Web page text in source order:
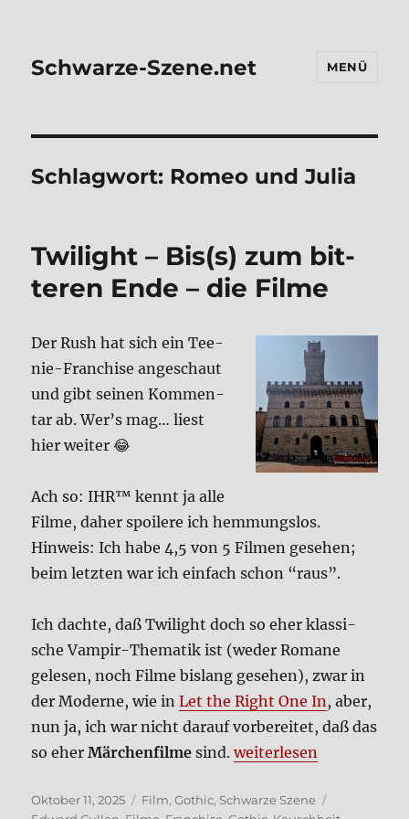
Schwarze-Szene.net MENÜ
Schlagwort: Romeo und Julia
Twilight – Bis(s) zum bit­
te­ren Ende – die Fil­me
Der Rush hat sich ein Tee­
nie-Fran­chise ange­schaut
und gibt sei­nen Kom­men­
tar ab. Wer’s mag… liest
hier wei­ter 😂
Ach so: IHR™ kennt ja alle
Fil­me, daher spoi­le­re ich hem­mungs­los.
Hin­weis: Ich habe 4,5 von 5 Fil­men gese­hen;
beim letz­ten war ich ein­fach schon “raus”.
Ich dach­te, daß Twilight doch so eher klas­si­
sche Vam­pir-The­ma­tik ist (weder Roma­ne
gele­sen, noch Fil­me bis­lang gese­hen), zwar in
der Moder­ne, wie inLet the Right One In, aber,
nun ja, ich war nicht dar­auf vor­be­rei­tet, daß das
so eherMär­chen­fil­mesind.„Twilight – Bis(s) zum
wei­ter­le­sen
Veröffentlicht
Oktober 11, 2025 Kategorien
Film,Gothic, Schwarze Szene